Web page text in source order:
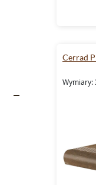
Cerrad
Wymiary: